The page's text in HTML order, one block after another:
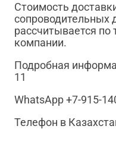
Стоимость
сопроводительных
рассчитывается по
компании.
Подробная
11
WhatsApp +7-915-
Телефон в